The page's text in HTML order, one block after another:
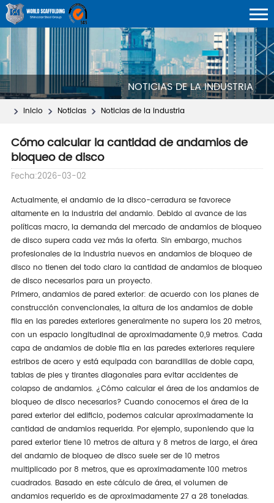
NOTICIAS DE LA INDUSTRIA
Inicio Noticias Noticias de la industria
Cómo calcular la cantidad de andamios de
bloqueo de disco
Fecha:2026-03-02
Actualmente, el andamio de la disco-cerradura se favorece
altamente en la industria del andamio. Debido al avance de las
políticas macro, la demanda del mercado de andamios de bloqueo
de disco supera cada vez más la oferta. Sin embargo, muchos
profesionales de la industria nuevos en andamios de bloqueo de
disco no tienen del todo claro la cantidad de andamios de bloqueo
de disco necesarios para un proyecto.
Primero, andamios de pared exterior: de acuerdo con los planes de
construcción convencionales, la altura de los andamios de doble
fila en las paredes exteriores generalmente no supera los 20 metros,
con un espacio longitudinal de aproximadamente 0,9 metros. Cada
capa de andamios de doble fila en las paredes exteriores requiere
estribos de acero y está equipada con barandillas de doble capa,
tablas de pies y tirantes diagonales para evitar accidentes de
colapso de andamios. ¿Cómo calcular el área de los andamios de
bloqueo de disco necesarios? Cuando conocemos el área de la
pared exterior del edificio, podemos calcular aproximadamente la
cantidad de andamios requerida. Por ejemplo, suponiendo que la
pared exterior tiene 10 metros de altura y 8 metros de largo, el área
del andamio de bloqueo de disco suele ser de 10 metros
multiplicado por 8 metros, que es aproximadamente 100 metros
cuadrados. Basado en este cálculo de área, el volumen de
andamios requerido es de aproximadamente 27 a 28 toneladas.